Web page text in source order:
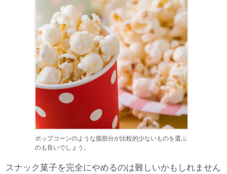
ポップコーンのような脂肪分が比較的少ないものを選ぶ
のも良いでしょう。
スナック菓子を完全にやめるのは難しいかもしれません